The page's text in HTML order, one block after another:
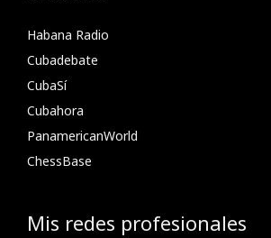
Habana Radio
Cubadebate
CubaSí
Cubahora
PanamericanWorld
ChessBase
Mis redes profesionales